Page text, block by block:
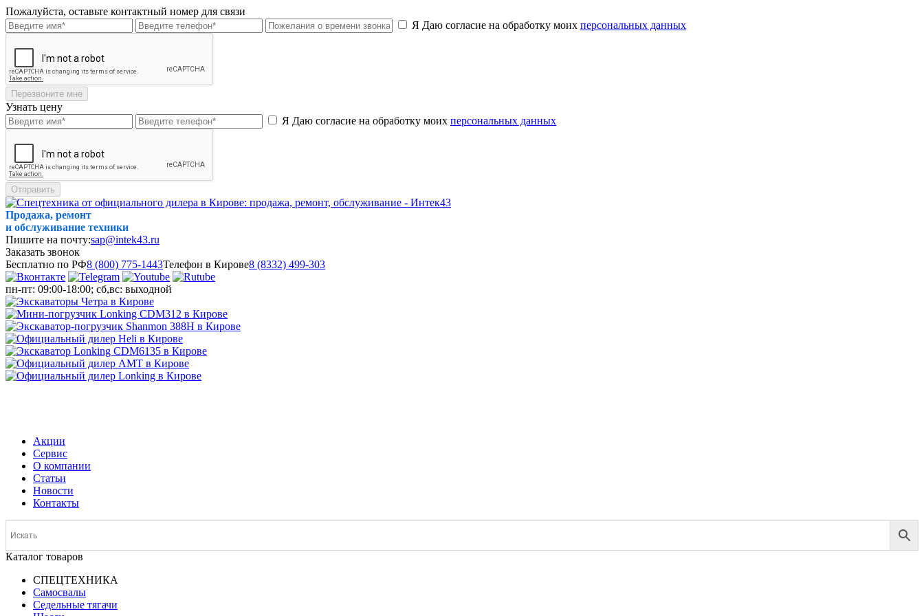
Пожалуйста, оставьте контактный номер для связи
Я Даю согласие на обработку моих персональных данных
Перезвоните мне
Узнать цену
Я Даю согласие на обработку моих персональных данных
Отправить
Продажа, ремонт
и обслуживание техники
Пишите на почту:sap@intek43.ru
Заказать звонок
Бесплатно по РФ8 (800) 775-1443Телефон в Кирове8 (8332) 499-303
пн-пт: 09:00-18:00; сб,вс: выходной
Акции
Сервис
О компании
Статьи
Новости
Контакты
Каталог товаров
СПЕЦТЕХНИКА
Самосвалы
Седельные тягачи